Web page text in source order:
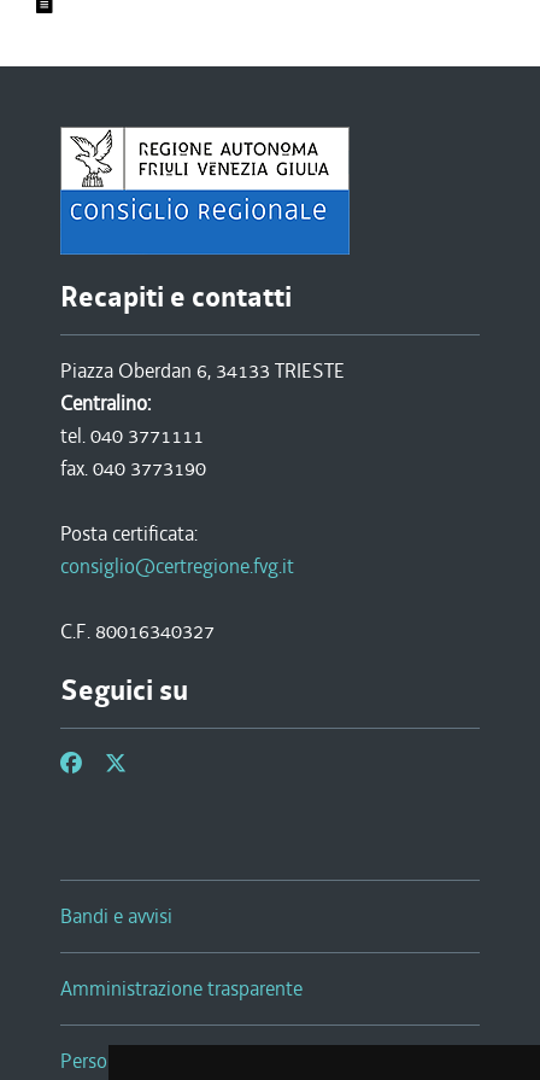
Recapiti e contatti
Piazza Oberdan 6, 34133 TRIESTE
Centralino:
tel. 040 3771111
fax. 040 3773190
Posta certificata:
consiglio@certregione.fvg.it
C.F. 80016340327
Seguici su
Bandi e avvisi
Amministrazione trasparente
Persone e Uffici